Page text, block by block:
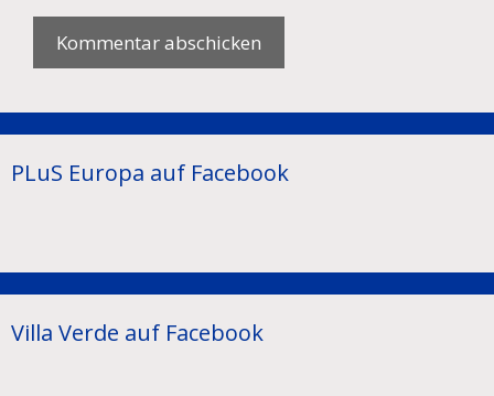
PLuS Europa auf Facebook
Villa Verde auf Facebook